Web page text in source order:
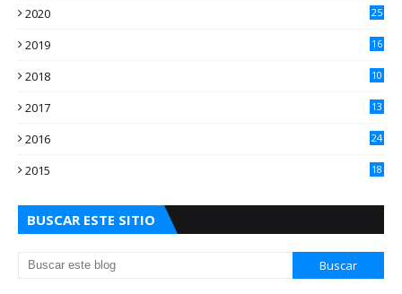
2020
25
2019
16
2018
10
2017
13
2016
24
2015
18
BUSCAR ESTE SITIO